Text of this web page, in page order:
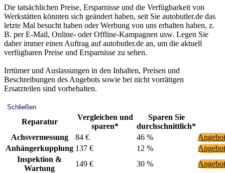
Die tatsächlichen Preise, Ersparnisse und die Verfügbarkeit von
Werkstätten könnten sich geändert haben, seit Sie autobutler.de das
letzte Mal besucht haben oder Werbung von uns erhalten haben, z.
B. per E-Mail, Online- oder Offline-Kampagnen usw. Legen Sie
daher immer einen Auftrag auf autobutler.de an, um die aktuell
verfügbaren Preise und Ersparnisse zu sehen.
Irrtümer und Auslassungen in den Inhalten, Preisen und
Beschreibungen des Angebots sowie bei nicht vorrätigen
Ersatzteilen sind vorbehalten.
Schließen
Reparatur
Vergleichen und
sparen*
Sparen Sie
durchschnittlich*
Achsvermessung
84 € 46 %
Anhängerkupplung 137 € 12 %
Inspektion &
Wartung
149 € 30 %